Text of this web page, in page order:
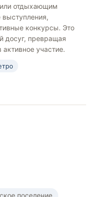
отдыхающим
конкурсы. Это
досуг, превращая
участие.
поселение